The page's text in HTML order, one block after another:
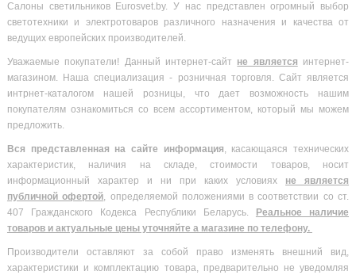
Салоны светильников Eurosvet.by. У нас представлен огромный выбор
светотехники и электротоваров различного назначения и качества от
ведущих европейских производителей.
Уважаемые покупатели! Данный интернет-сайт не является интернет-
магазином. Наша специализация - розничная торговля. Сайт является
интрнет-каталогом нашей розницы, что дает возможность нашим
покупателям ознакомиться со всем ассортиментом, который мы можем
предложить.
Вся представленная на сайте информация, касающаяся технических
характеристик, наличия на складе, стоимости товаров, носит
информационный характер и ни при каких условиях не является
публичной офертой, определяемой положениями в соответствии со ст.
407 Гражданского Кодекса Республики Беларусь.
Реальное наличие
товаров и актуальные цены уточняйте а магазине по телефону.
Производители оставляют за собой право изменять внешний вид,
характеристики и комплектацию товара, предварительно не уведомляя